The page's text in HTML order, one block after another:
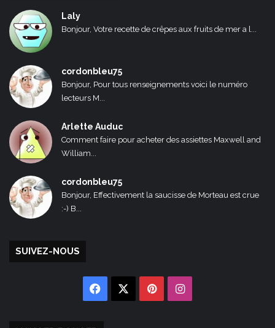
Laly
Bonjour, Votre recette de crêpes aux fruits de mer a l...
cordonbleu75
Bonjour, Pour tous renseignements voici le numéro
lecteurs M...
Arlette Auduc
Comment faire pour acheter des assiettes Maxwell and
William...
cordonbleu75
Bonjour, Effectivement la saucisse de Morteau est crue
:-) B...
SUIVEZ-NOUS
Facebook PinterestInstagram